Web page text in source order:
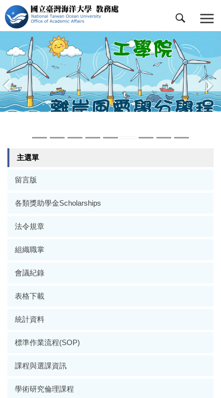
跳
到
主
內
區
主選單
留言版
各類獎助學金Scholarships
法令規章
組織職掌
會議紀錄
表格下載
統計資料
標準作業流程(SOP)
課程與選課資訊
學術研究倫理課程